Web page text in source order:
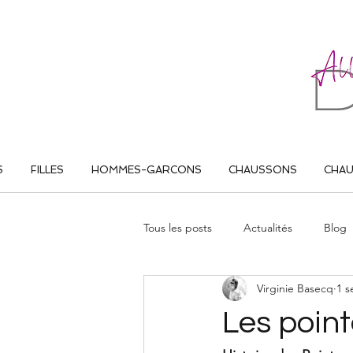
FILLES HOMMES-GARCONS CHAUSSONS
Tous les posts Actualités Blog
Les
Virginie Basecq 1